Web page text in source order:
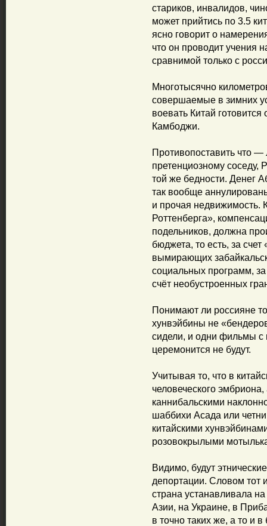
стариков, инвалидов,
может прийтись по 3.5
ясно говорит о
что он проводит учения
сравнимой только с
Многотысячно
совершаемые в зимних
воевать Китай
Камбоджи.
Противопоставить что
претенциозному соседу,
той же бедности. Денег
так вообще
и прочая недвижимость.
Роттенберга»,
подельников, должна
бюджета, то есть, за
вымирающих
социальных программ,
счёт необустроенных
Понимают ли россияне
хунвэйбины не
сидели, и одни фильмы с
церемонится не будут.
Учитывая то, что в
человеческого
каннибальскими
шаббихи Асада или
китайскими
розовокрылыми
Видимо, будут
депортации. Словом тот
страна устанавливала
Азии, на Украине, в
в точно таких же, а то и